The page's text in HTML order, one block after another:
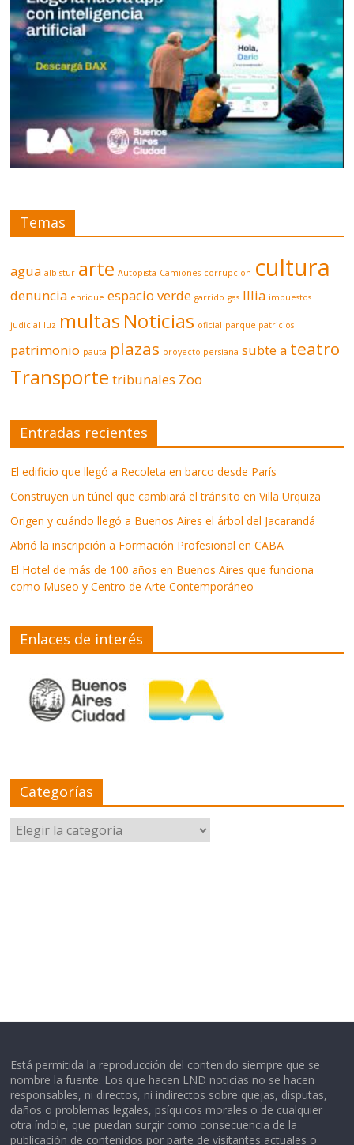
Temas
agua albistur arte Autopista Camiones corrupción cultura
denuncia enrique espacio verde garrido gas Illia impuestos
judicial luz multas Noticias oficial parque patricios
patrimonio pauta plazas proyecto persiana subte a teatro
Transporte tribunales Zoo
Entradas recientes
El edificio que llegó a Recoleta en barco desde París
Construyen un túnel que cambiará el tránsito en Villa Urquiza
Origen y cuándo llegó a Buenos Aires el árbol del Jacarandá
Abrió la inscripción a Formación Profesional en CABA
El Hotel de más de 100 años en Buenos Aires que funciona
como Museo y Centro de Arte Contemporáneo
Enlaces de interés
Categorías
Categorías
Está permitida la reproducción del contenido siempre que se
nombre la fuente. Los que hacen LND noticias no se hacen
responsables, ni directos, ni indirectos sobre quejas, disputas,
daños o problemas legales, psíquicos morales o de cualquier
otra índole, que puedan surgir como consecuencia de la
publicación de contenidos por parte de visitantes actuales o